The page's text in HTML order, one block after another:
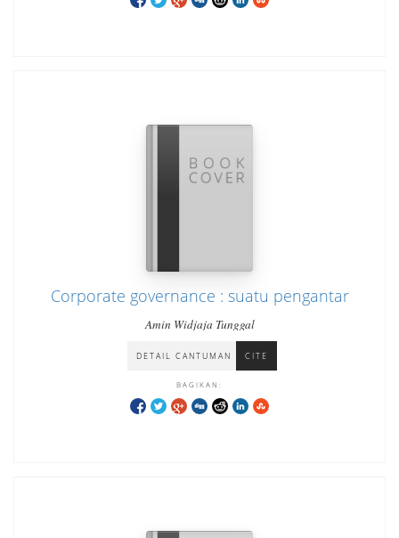
Corporate governance : suatu pengantar
Amin Widjaja Tunggal
DETAIL CANTUMAN CITE
BAGIKAN: